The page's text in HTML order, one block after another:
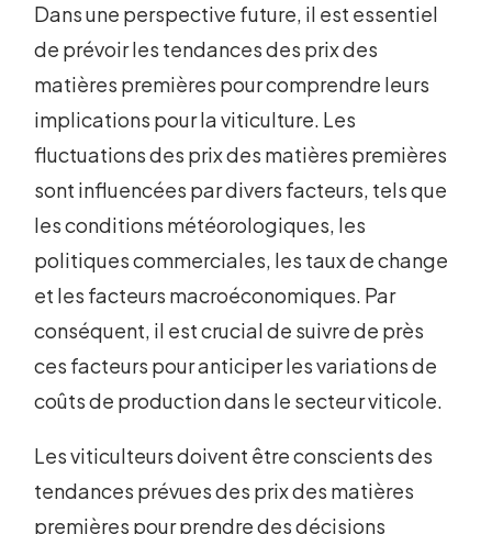
Dans une perspective future, il est essentiel
de prévoir les tendances des prix des
matières premières pour comprendre leurs
implications pour la viticulture. Les
fluctuations des prix des matières premières
sont influencées par divers facteurs, tels que
les conditions météorologiques, les
politiques commerciales, les taux de change
et les facteurs macroéconomiques. Par
conséquent, il est crucial de suivre de près
ces facteurs pour anticiper les variations de
coûts de production dans le secteur viticole.
Les viticulteurs doivent être conscients des
tendances prévues des prix des matières
premières pour prendre des décisions